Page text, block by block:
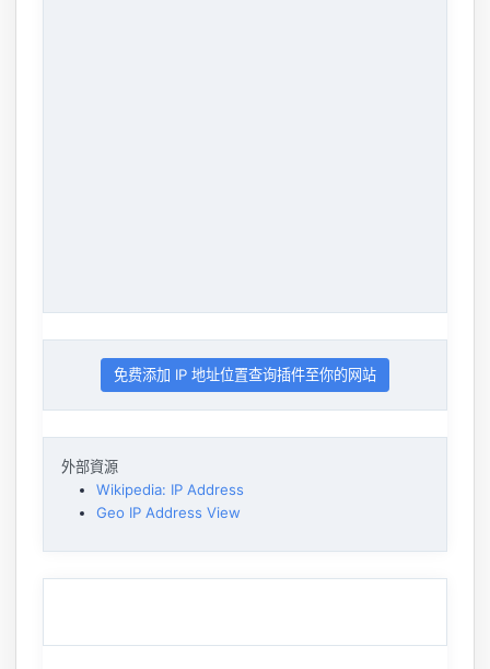
免费添加 IP 地址位置查询插件至你的网站
外部資源
Wikipedia: IP Address
Geo IP Address View